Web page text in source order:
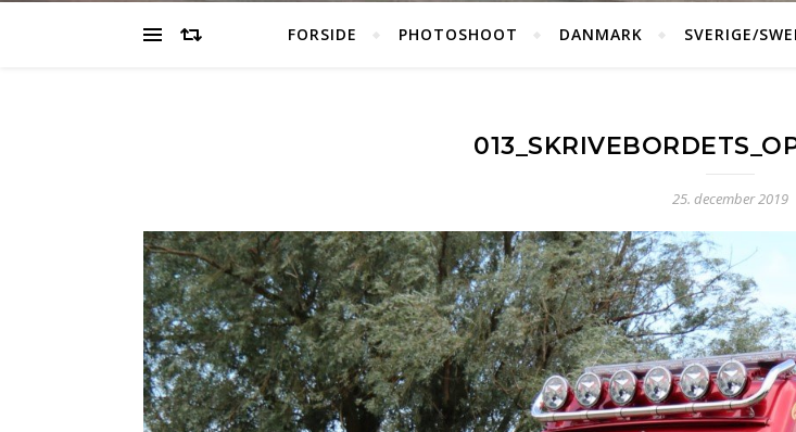
FORSIDE PHOTOSHOOT DANMARK SVERIGE/
25. december 2019